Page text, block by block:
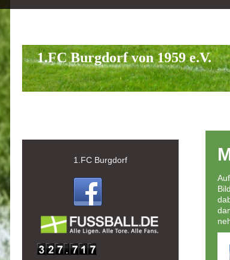
1.FC Burgdorf von 1959 e.V.
1.FC Burgdorf